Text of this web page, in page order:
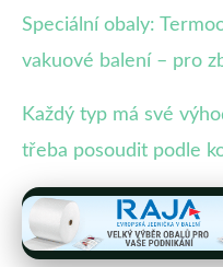
Speciální obaly:
vakuové balení – pro
Každý typ má své
třeba posoudit podle